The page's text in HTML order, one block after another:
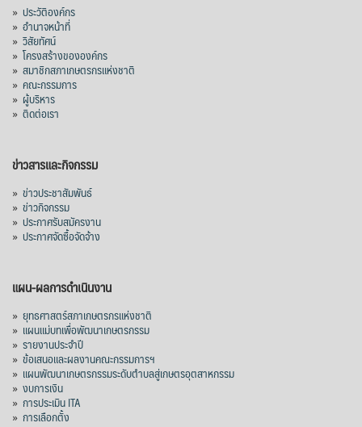
1,205 ล้านดอลลาร์สหรัฐ (ประมาณ
38,003.15 ล้านบาท) ลดลง 27.69%
ปรับตัวลดลงตามสภาวะเศรษฐกิจและการค้า
โลก โดยตลาดส่งออกสำคัญ จีน ส่งออกได้
1.52 ล้านตัน ลด 61.71%
ส่งออกมันครึ่งปี 69 ปริมาณ 2.52 ล้านตัน
ลด 51.63% ยังดีที่ราคาขายดีกว่าปีก่อน
mgronline.com
View on Facebook
สภาเกษตรกรแห่งชาติ
1 day ago
คณะรัฐมนตรี อนุมัติโครงการอ่างเก็บน้ำ
คลองวังโตนด วงเงิน 7,200 ล้านบาท สะท้อน
ผลสำเร็จการผลักดันข้อเสนอเชิงนโยบายของ
» ประวัติองค์กร
» อำนาจหน้าที่
» วิสัยทัศน์
» โครงสร้างขององค์กร
» สมาชิกสภาเกษตรกรแห่งชาติ
» คณะกรรมการ
» ผู้บริหาร
» ติดต่อเรา
ข่าวสารและกิจกรรม
» ข่าวประชาสัมพันธ์
» ข่าวกิจกรรม
» ประกาศรับสมัครงาน
» ประกาศจัดซื้อจัดจ้าง
แผน-ผลการดำเนินงาน
» ยุทธศาสตร์สภาเกษตรกรแห่งชาติ
» แผนแม่บทเพื่อพัฒนาเกษตรกรรม
» รายงานประจำปี
» ข้อเสนอและผลงานคณะกรรมการฯ
» แผนพัฒนาเกษตรกรรมระดับตำบลสู่เกษตรอุตสาหกรรม
» งบการเงิน
» การประเมิน ITA
» การเลือกตั้ง